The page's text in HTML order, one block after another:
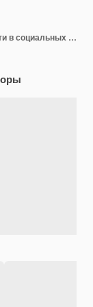
Обложка баннера агентства недвижимости в социальных сетях